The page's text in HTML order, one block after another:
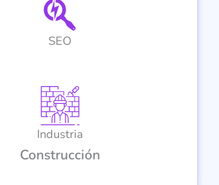
SEO
Industria
Construcción